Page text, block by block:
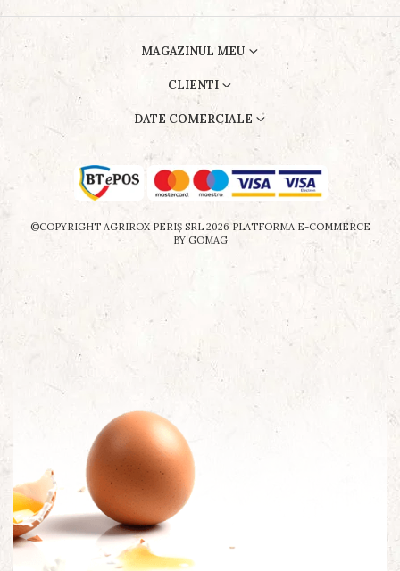
MAGAZINUL MEU
CLIENTI
DATE COMERCIALE
©COPYRIGHT AGRIROX PERIŞ SRL 2026 PLATFORMA E-COMMERCE
BY GOMAG